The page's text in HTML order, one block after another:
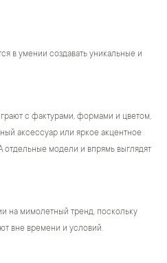
в умении создавать уникальные и
с фактурами, формами и цветом,
аксессуар или яркое акцентное
модели и впрямь выглядят
на мимолетный тренд, поскольку
вне времени и условий.